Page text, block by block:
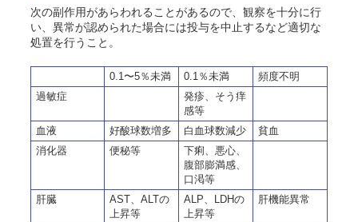
次の副作用があらわれることがあるので、観察を十分に行
い、異常が認められた場合には投与を中止するなど適切な
処置を行うこと。
0.1〜5％未満 0.1％未満
頻度不明
過敏症
発疹、そう痒
感等
血液
好酸球数増多 白血球数減少
貧血
消化器
便秘等
下痢、悪心、
腹部膨満感、
口渇等
肝臓
AST、ALTの
上昇等
ALP、LDHの
上昇等
肝機能異常